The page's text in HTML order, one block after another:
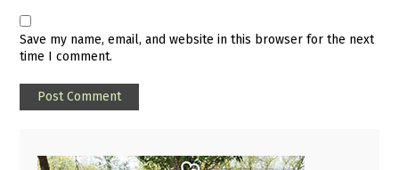
Save my name, email, and website in this browser for the next
time I comment.